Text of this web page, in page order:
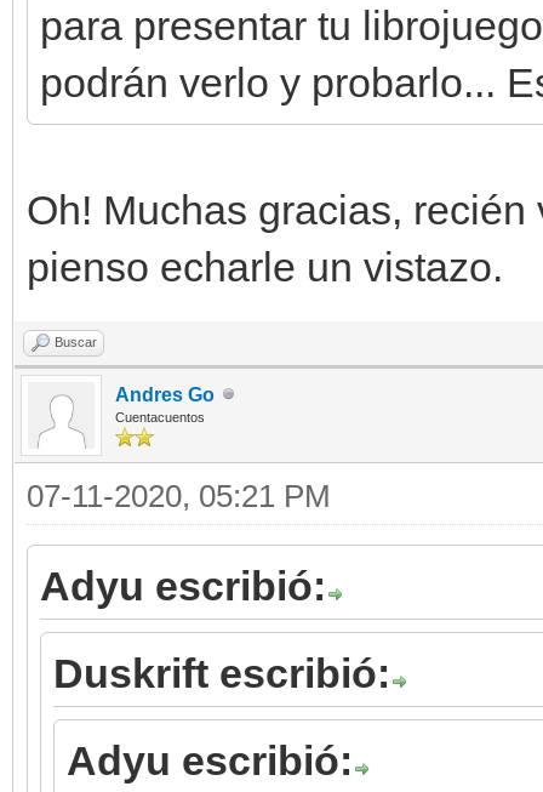
para presentar tu
podrán verlo y probarlo...
Oh! Muchas gracias,
pienso echarle un vistazo.
Buscar
Andres Go
Cuentacuentos
07-11-2020, 05:21 PM
Adyu escribió:
Duskrift escribió:
Adyu escribió: